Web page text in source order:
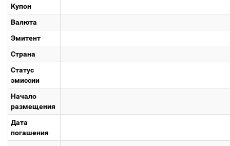
Купон
Валюта
Эмитент
Страна
Статус
эмиссии
Начало
размещения
Дата
погашения